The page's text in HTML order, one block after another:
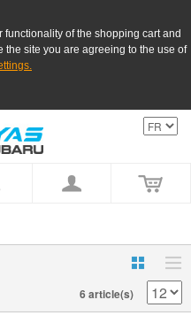
of the shopping cart and
site you are agreeing to the use of
6 article(s)